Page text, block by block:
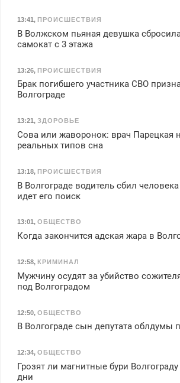
13:41, ПРОИСШЕСТВИЯ
В Волжском пьяная девушка
самокат с 3 этажа
13:26, ПРОИСШЕСТВИЯ
Брак погибшего участника СВО
Волгограде
13:21, ЗДОРОВЬЕ
Сова или жаворонок: врач Парецкая
реальных типов сна
13:18, ПРОИСШЕСТВИЯ
В Волгограде водитель сбил
идет его поиск
13:01 , ОБЩЕСТВО
Когда закончится адская жара в
12:58, КРИМИНАЛ
Мужчину осудят за убийство
под Волгоградом
12:50, ОБЩЕСТВО
В Волгограде сын депутата облдумы
12:34, ОБЩЕСТВО
Грозят ли магнитные бури
дни